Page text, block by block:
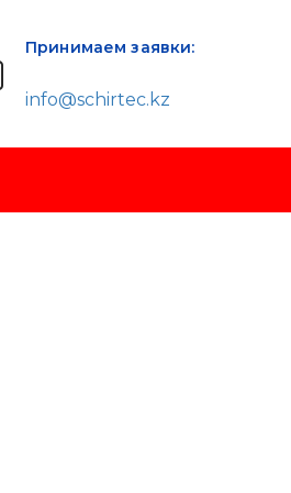
Принимаем заявки:
info@schirtec.kz